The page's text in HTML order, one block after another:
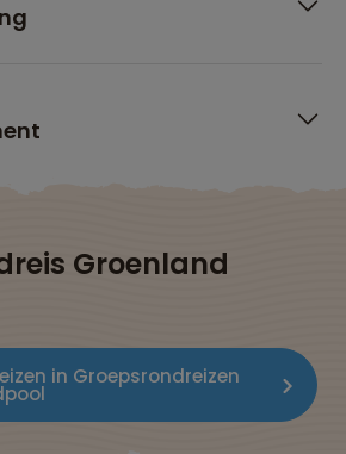
Groenland
in Groepsrondreizen